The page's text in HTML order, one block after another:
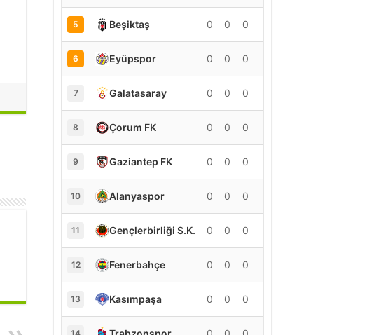
5 Beşiktaş 0 0 0
6 Eyüpspor 0 0 0
7 Galatasaray 0 0 0
8 Çorum FK 0 0 0
9 Gaziantep FK 0 0 0
10 Alanyaspor 0 0 0
11 Gençlerbirliği S.K. 0 0 0
12 Fenerbahçe 0 0 0
13 Kasımpaşa 0 0 0